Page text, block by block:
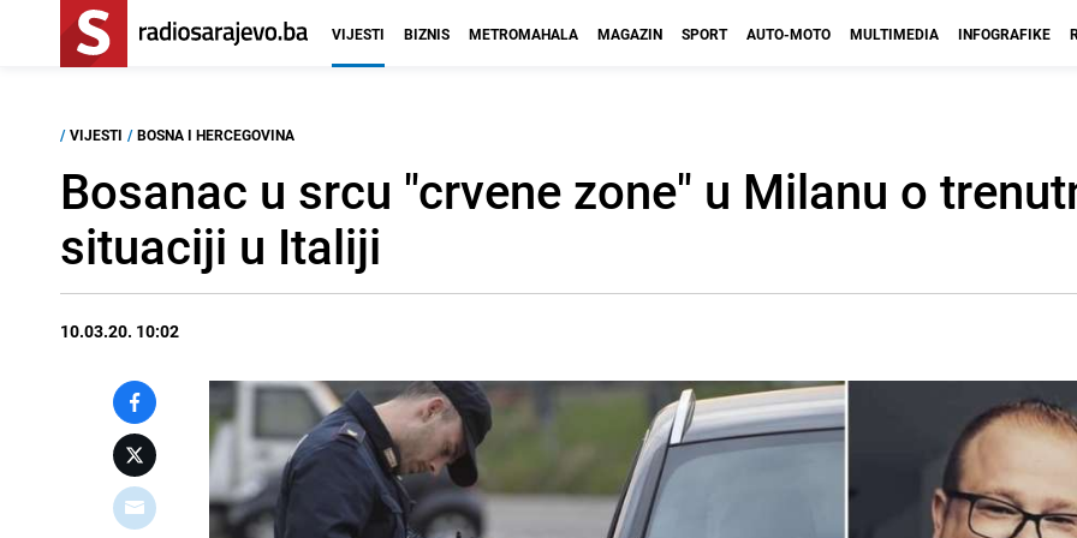
VIJESTI BIZNIS METROMAHALA MAGAZIN SPORT AUTO-MOTO MULTIMEDIA INFOGRAFIKE
/ VIJESTI / BOSNA I HERCEGOVINA
Bosanac u srcu "crvene zone" u Milanu o
situaciji u Italiji
10.03.20. 10:02